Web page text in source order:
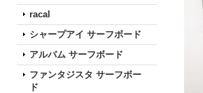
racal
シャープアイ サーフボード
アルバム サーフボード
ファンタジスタ サーフボー
ド